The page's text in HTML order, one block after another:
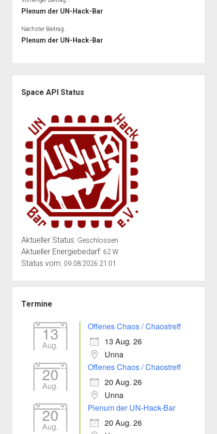
Plenum der UN-Hack-Bar
Nächster Beitrag...
Plenum der UN-Hack-Bar
Space API Status
Aktueller Status: Geschlossen
Aktueller Energiebedarf: 62 W
Status vom: 09.08.2026 21:01
Termine
13
Aug.
Offenes Chaos / Chaostreff
13 Aug. 26
Unna
20
Aug.
Offenes Chaos / Chaostreff
20 Aug. 26
Unna
20
Aug.
Plenum der UN-Hack-Bar
20 Aug. 26